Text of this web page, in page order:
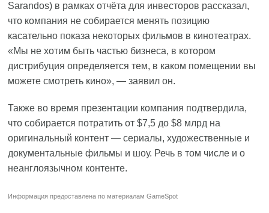
Sarandos) в рамках отчёта для инвесторов рассказал,
что компания не собирается менять позицию
касательно показа некоторых фильмов в кинотеатрах.
«Мы не хотим быть частью бизнеса, в котором
дистрибуция определяется тем, в каком помещении вы
можете смотреть кино», — заявил он.
Также во время презентации компания подтвердила,
что собирается потратить от $7,5 до $8 млрд на
оригинальный контент — сериалы, художественные и
документальные фильмы и шоу. Речь в том числе и о
неанглоязычном контенте.
Информация предоставлена по материаламGameSpot